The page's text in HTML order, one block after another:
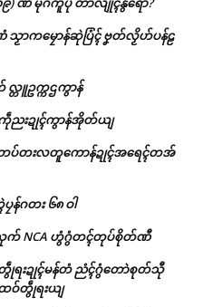
းၜးမန်
ကရဴအိုတ်
ပါ်ပဲါ
န်လိက်
ဝဵုပၞာန် မဂြောပ်လဝ်ကယျိုၚ်
ကရေဇြဳ
19, 2026
"လိက်ပရေၚ်"
ဏံ သၟာကမၠောန်ဆုဲပြံၚ် ဗၞတ်လၟိဟ်ပန်ဠ
တူဥက္ကဌကွာန်
ညးဍုၚ်ကွာန်အိုတ်ယျ
ပ်တးလတူကောန်ဍုၚ်အရေၚ်တအ်
န်ဂတး ၆၈ ဝါ
NCA ဟွံဂွံတၚ်တုပ်စိုတ်ဏီ
းဍုၚ်မန်တံ ညံၚ်ဂွံတောဲစုတ်သီု
ဝ်တွဵုရးယျ